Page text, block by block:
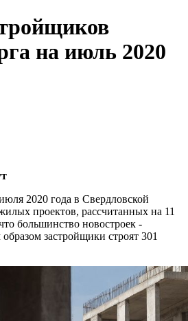
на июль 2020
2020 года в Свердловской
проектов, рассчитанных на 11
большинство новостроек -
застройщики строят 301